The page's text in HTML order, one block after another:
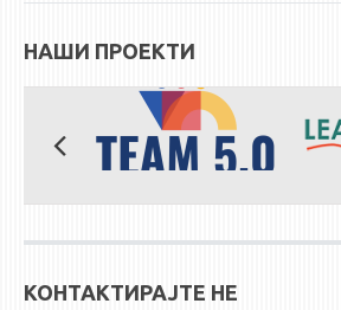
НАШИ ПРОЕКТИ
КОНТАКТИРАЈТЕ НЕ